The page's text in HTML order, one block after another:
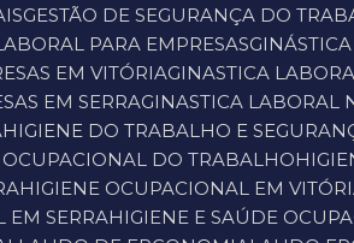
GESTÃO DE SEGURANÇA DO
PARA EMPRESAS
EM VITÓRIA
GINASTICA
EM SERRA
GINASTICA LABORAL
HIGIENE DO TRABALHO E
OCUPACIONAL DO TRABALHO
HIGIENE OCUPACIONAL EM
EM SERRA
HIGIENE E SAÚDE